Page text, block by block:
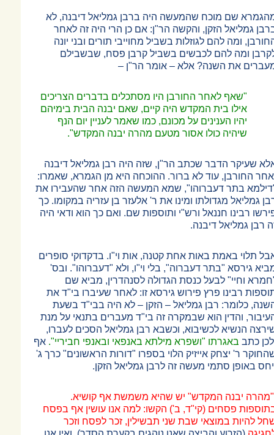
שם מוכח שהמעשה היה ברבן גמליאל דיבנה, לא
גמליאל הזקן, והקשה הר"ן: אם כן הרי היה זה לאחר
ומה להם לגוזלות בשביל מחוייבי תורים ובני יונה
ומה להם לכבשים בשביל קרבן פסח, שבשבילם
את השנה? אלא – אומר הר"ן –
"שאף לאחר החורבן היו מסתכלים בדברים הצריכים
אילו בית המקדש היה קיים, שאם יבנה הבית בימיהם
יהיו הענינים על מכונם, כמו שאמר לעניין יום הנף
שיהיה כולו אסור מטעם מהרה יבנה המקדש".
שעיקר הדבר שכתב הר"ן, שזה היה רבן גמליאל דיבנה
החורבן, עוד לא ברור. ההוכחה היא מן הגמרא, שאמרו:
בתר דעברוהו", שמא המעשה הזה אחר שהעבירו את
גמליאל מגדולתו ומינו את ר' אלעזר בן עזריה במקומו. כך
רבינו חננאל ורש"י ותוספות שם. ואם כך הוא ודאי היה
רבן גמליאל דיבנה.
תלוי באמת באות אחת קטנה, אות וי"ו. בדקדוקי סופרים
גירסא "בתר דעברוה", בלי וי"ו, ולא "דעברוהו". ובס'
וחיי" לבעל כנסת הגדולה לסנהדרין, מביא שם
רבינו פרץ פירוש גירסא זו: לאחר שעיברו בי"ד את
כלומר: רבן גמליאל – הזקן – לא היה בבי"ד בשעת
והדין הוא שבמקרה זה בי"ד מעברים בתנאי על מנת
הנשיא לכשיבוא, וכשבא רבן גמליאל הסכים לעברו,
כתב באגרתו "ושפרא מילתא באנפאי ובאנפי חביריי". אף
ר' יצחק אייזיק הלוי בספרו "דורות הראשונים" כרך ג'
באופן סתמי מעשה זה לרבן גמליאל הזקן.
יבנה המקדש" יש שהיא משמשת אף קושיא.
פסחים (קי"ד, ב') הקשו: למה אנו עושין אף בפסח
להיות במוצאי שבת שני תבשילין, זכר לפסח וזכר